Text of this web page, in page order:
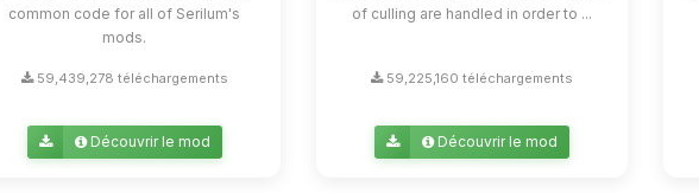
common code for all of Serilum's
mods.
59,439,278 téléchargements
Découvrir le mod
of culling are handled in order to ...
59,225,160 téléchargements
Découvrir le mod